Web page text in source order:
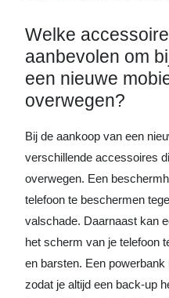
Welke
aanbevolen om
een nieuwe
overwegen?
Bij de aankoop van een
verschillende accessoires
overwegen. Een
telefoon te beschermen
valschade. Daarnaast kan
het scherm van je telefoon
en barsten. Een
zodat je altijd een back-up